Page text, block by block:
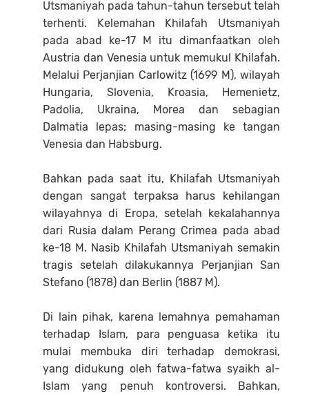
Utsmaniyah pada tahun-tahun tersebut telah
terhenti. Kelemahan Khilafah Utsmaniyah
pada abad ke-17 M itu dimanfaatkan oleh
Austria dan Venesia untuk memukul Khilafah.
Melalui Perjanjian Carlowitz (1699 M), wilayah
Hungaria, Slovenia, Kroasia, Hemenietz,
Padolia, Ukraina, Morea dan sebagian
Dalmatia lepas; masing-masing ke tangan
Venesia dan Habsburg.
Bahkan pada saat itu, Khilafah Utsmaniyah
dengan sangat terpaksa harus kehilangan
wilayahnya di Eropa, setelah kekalahannya
dari Rusia dalam Perang Crimea pada abad
ke-18 M. Nasib Khilafah Utsmaniyah semakin
tragis setelah dilakukannya Perjanjian San
Stefano (1878) dan Berlin (1887 M).
Di lain pihak, karena lemahnya pemahaman
terhadap Islam, para penguasa ketika itu
mulai membuka diri terhadap demokrasi,
yang didukung oleh fatwa-fatwa syaikh al-
Islam yang penuh kontroversi. Bahkan,